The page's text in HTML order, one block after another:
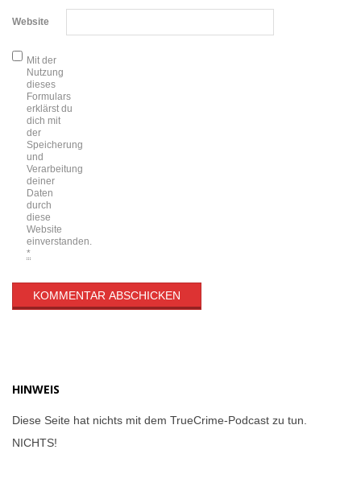
Website
Mit der
Nutzung
dieses
Formulars
erklärst du
dich mit
der
Speicherung
und
Verarbeitung
deiner
Daten
durch
diese
Website
einverstanden.
*
HINWEIS
Diese Seite hat nichts mit dem TrueCrime-Podcast zu tun.
NICHTS!